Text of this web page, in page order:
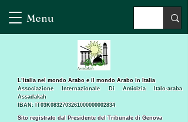
Menu
Sito registrato dal Presidente del Tribunale di Genova
L’Italia nel mondo Arabo e il mondo Arabo in Italia
Associazione Internazionale Di Amicizia Italo-araba
Assadakah
IBAN: IT03K0832703261000000002834